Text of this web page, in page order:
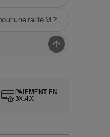
une taille M ?
PAIEMENT EN
3X,4X